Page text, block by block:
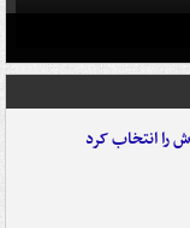
را انتخاب کرد